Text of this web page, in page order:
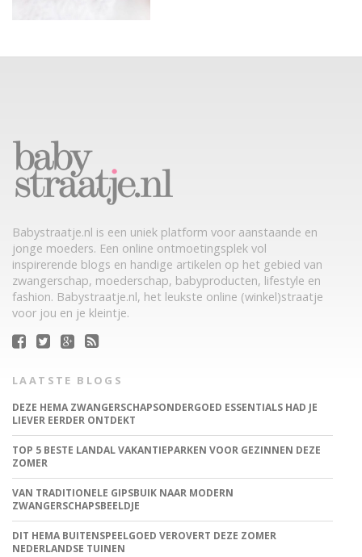
Babystraatje.nl is een uniek platform voor aanstaande en
jonge moeders. Een online ontmoetingsplek vol
inspirerende blogs en handige artikelen op het gebied van
zwangerschap, moederschap, babyproducten, lifestyle en
fashion. Babystraatje.nl, het leukste online (winkel)straatje
voor jou en je kleintje.
LAATSTE BLOGS
DEZE HEMA ZWANGERSCHAPSONDERGOED ESSENTIALS HAD JE
LIEVER EERDER ONTDEKT
TOP 5 BESTE LANDAL VAKANTIEPARKEN VOOR GEZINNEN DEZE
ZOMER
VAN TRADITIONELE GIPSBUIK NAAR MODERN
ZWANGERSCHAPSBEELDJE
DIT HEMA BUITENSPEELGOED VEROVERT DEZE ZOMER
NEDERLANDSE TUINEN